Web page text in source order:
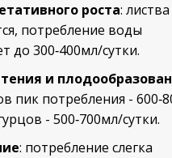
роста: листва
потребление воды
до 300‑400мл/сутки.
и
пик потребления -
- 500‑700мл/сутки.
: потребление слегка